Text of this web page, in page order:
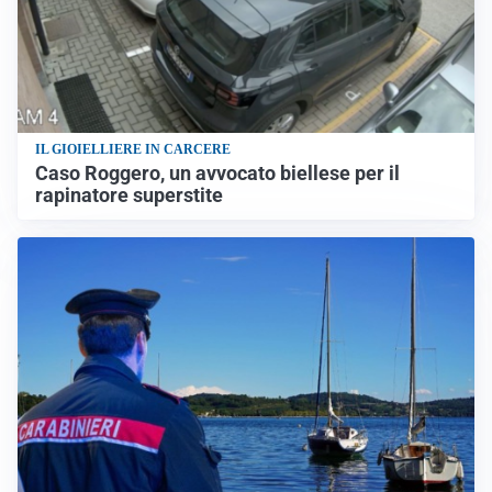
IL GIOIELLIERE IN CARCERE
Caso Roggero, un avvocato biellese per il
rapinatore superstite